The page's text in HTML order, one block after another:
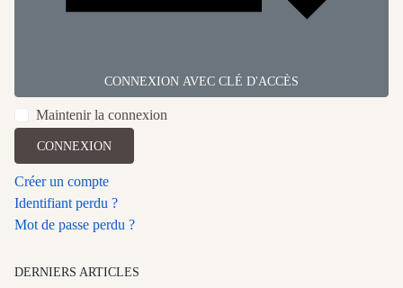
CONNEXION AVEC CLÉ D'ACCÈS
Maintenir la connexion
CONNEXION
Créer un compte
Identifiant perdu ?
Mot de passe perdu ?
DERNIERS ARTICLES